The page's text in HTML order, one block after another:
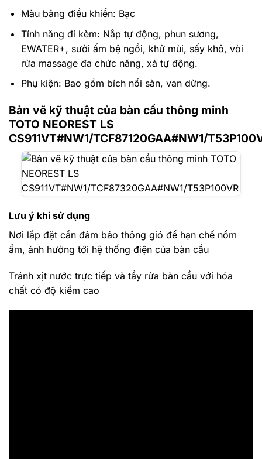
Màu bảng điều khiển: Bạc
Tính năng đi kèm: Nắp tự động, phun sương,
EWATER+, sưởi ấm bệ ngồi, khử mùi, sấy khô, vòi
rửa massage đa chức năng, xả tự động.
Phụ kiện: Bao gồm bích nối sàn, van dừng.
Bản vẽ kỹ thuật của bàn cầu thông minh
TOTO NEOREST LS
CS911VT#NW1/TCF87120GAA#NW1/
Lưu ý khi sử dụng
Nơi lắp đặt cần đảm bảo thông gió để hạn chế nồm
ẩm, ảnh hưởng tới hệ thống điện của bàn cầu
Tránh xịt nước trực tiếp và tẩy rửa bàn cầu với hóa
chất có độ kiềm cao